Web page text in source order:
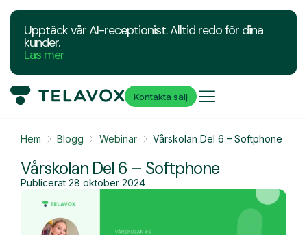
Upptäck vår AI-receptionist. Alltid redo för dina
kunder.
Läs mer
Kontakta sälj
Hem Blogg Webinar Vårskolan Del 6 – Softphone
Vårskolan Del 6 – Softphone
Publicerat 28 oktober 2024